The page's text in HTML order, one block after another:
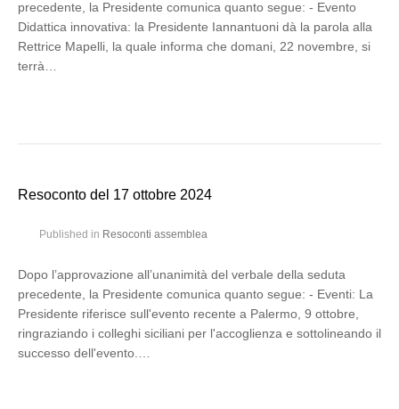
precedente, la Presidente comunica quanto segue: - Evento
Didattica innovativa: la Presidente Iannantuoni dà la parola alla
Rettrice Mapelli, la quale informa che domani, 22 novembre, si
terrà…
Resoconto del 17 ottobre 2024
Published in Resoconti assemblea
Dopo l’approvazione all’unanimità del verbale della seduta
precedente, la Presidente comunica quanto segue: - Eventi: La
Presidente riferisce sull'evento recente a Palermo, 9 ottobre,
ringraziando i colleghi siciliani per l'accoglienza e sottolineando il
successo dell'evento.…